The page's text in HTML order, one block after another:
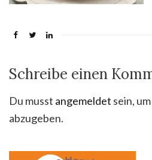
Schreibe einen
Du musst angemeldet sein,
abzugeben.